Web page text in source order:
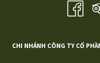
CHI NHÁNH CÔNG TY CỔ